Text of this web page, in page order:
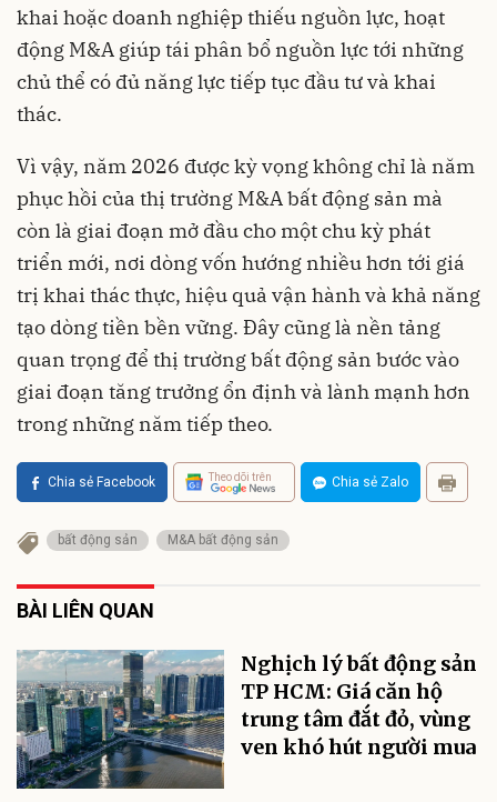
khai hoặc doanh nghiệp thiếu nguồn lực, hoạt
động M&A giúp tái phân bổ nguồn lực tới những
chủ thể có đủ năng lực tiếp tục đầu tư và khai
thác.
Vì vậy, năm 2026 được kỳ vọng không chỉ là năm
phục hồi của thị trường M&A bất động sản mà
còn là giai đoạn mở đầu cho một chu kỳ phát
triển mới, nơi dòng vốn hướng nhiều hơn tới giá
trị khai thác thực, hiệu quả vận hành và khả năng
tạo dòng tiền bền vững. Đây cũng là nền tảng
quan trọng để thị trường bất động sản bước vào
giai đoạn tăng trưởng ổn định và lành mạnh hơn
trong những năm tiếp theo.
Chia sẻ Facebook Theo dõi trên Chia sẻ Zalo
bất động sản M&A bất động sản
BÀI LIÊN QUAN
Nghịch lý bất động sản
TP HCM: Giá căn hộ
trung tâm đắt đỏ, vùng
ven khó hút người mua